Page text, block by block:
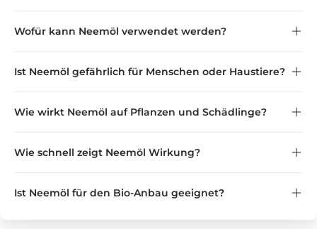
Wofür kann Neemöl verwendet werden?
Ist Neemöl gefährlich für Menschen oder Haustiere?
Wie wirkt Neemöl auf Pflanzen und Schädlinge?
Wie schnell zeigt Neemöl Wirkung?
Ist Neemöl für den Bio-Anbau geeignet?